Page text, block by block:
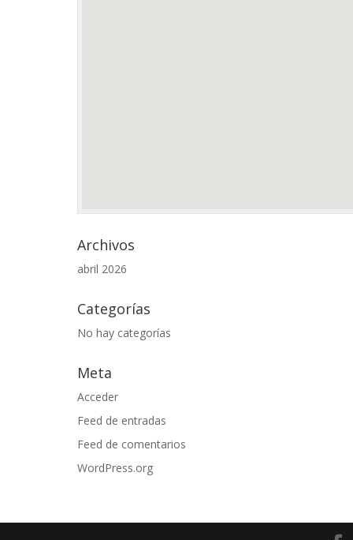
Archivos
abril 2026
Categorías
No hay categorías
Meta
Acceder
Feed de entradas
Feed de comentarios
WordPress.org